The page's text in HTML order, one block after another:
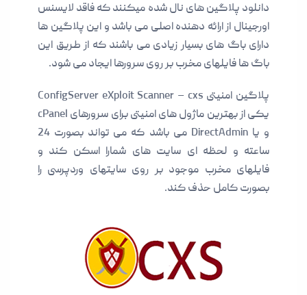
دانلود پلاگین های نال شده میکنند که فاقد لایسنس
اورجینال از ارائه دهنده اصلی می باشد و این پلاگین ها
دارای باگ های بسیار زیادی می باشند که از طریق این
باگ ها فایلهای مخرب بر روی سرورها ایجاد می شود.
پلاگین امنیتی ConfigServer eXploit Scanner – cxs
یکی از بهترین ماژول های امنیتی برای سرورهای cPanel
و یا DirectAdmin می باشد که می تواند بصورت 24
ساعته و لحظه ای سایت های شمارا اسکن کند و
فایلهای مخرب موجود بر روی سایتهای وردپرسی را
بصورت کامل حذف کند.